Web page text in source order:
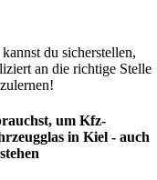
du sicherstellen,
an die richtige Stelle
um Kfz-
in Kiel - auch